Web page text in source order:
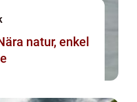
natur, enkel